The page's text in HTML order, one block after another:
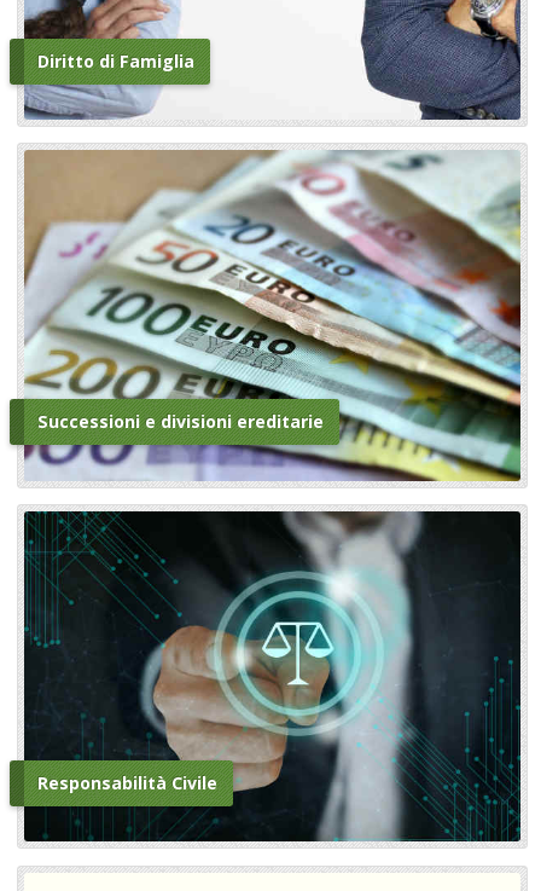
Diritto di Famiglia
Successioni e divisioni ereditarie
Responsabilità Civile